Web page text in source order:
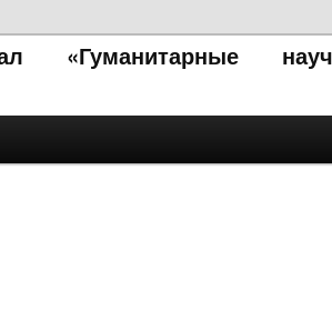
«Гуманитарные